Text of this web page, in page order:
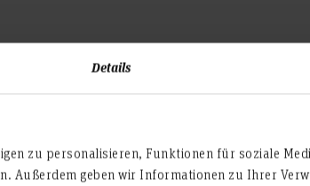
Details
zu personalisieren, Funktionen für soziale
Außerdem geben wir Informationen zu Ihrer
Eine vorherige Anmeldung